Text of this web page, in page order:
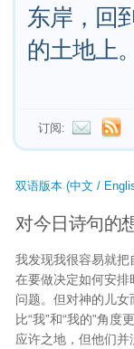
东岸，回
的土地上
订阅:
双语版本 (中文 /
对今日诗句的
我发现我很容易就
在要做决定如何安
问题。但对神的儿女
比“我”和“我的”角
应许之地，但他们